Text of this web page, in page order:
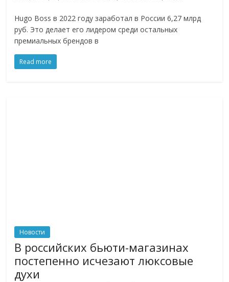
Hugo Boss в 2022 году заработал в России 6,27 млрд
руб. Это делает его лидером среди остальных
премиальных брендов в
Read more
Новости
В российских бьюти-магазинах
постепенно исчезают люксовые
духи